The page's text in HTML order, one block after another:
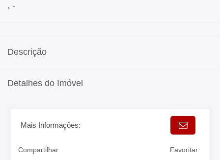
, -
Descrição
Detalhes do Imóvel
Mais Informações:
Compartilhar Favoritar